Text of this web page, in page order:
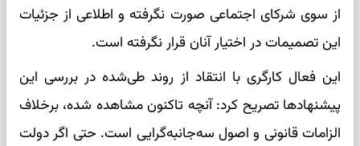
از سوی شرکای اجتماعی صورت نگرفته و اطلاعی از جزئیات
این تصمیمات در اختیار آنان قرار نگرفته است.
این فعال کارگری با انتقاد از روند طی‌شده در بررسی این
پیشنهادها تصریح کرد: آنچه تاکنون مشاهده شده، برخلاف
الزامات قانونی و اصول سه‌جانبه‌گرایی است. حتی اگر دولت